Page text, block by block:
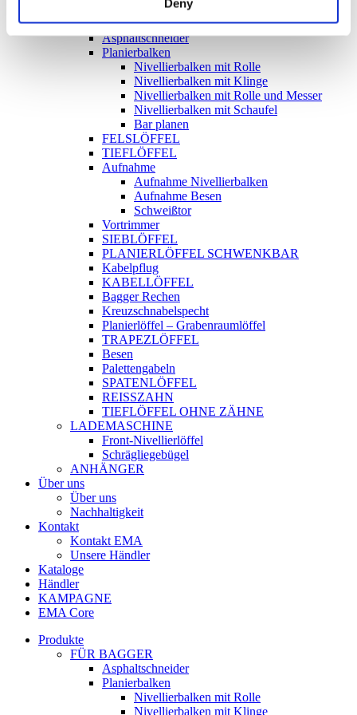
Deny
FÜR BAGGER
Asphaltschneider
Planierbalken
Nivellierbalken mit Rolle
Nivellierbalken mit Klinge
Nivellierbalken mit Rolle und Messer
Nivellierbalken mit Schaufel
Bar planen
FELSLÖFFEL
TIEFLÖFFEL
Aufnahme
Aufnahme Nivellierbalken
Aufnahme Besen
Schweißtor
Vortrimmer
SIEBLÖFFEL
PLANIERLÖFFEL SCHWENKBAR
Kabelpflug
KABELLÖFFEL
Bagger Rechen
Kreuzschnabelspecht
Planierlöffel – Grabenraumlöffel
TRAPEZLÖFFEL
Besen
Palettengabeln
SPATENLÖFFEL
REISSZAHN
TIEFLÖFFEL OHNE ZÄHNE
LADEMASCHINE
Front-Nivellierlöffel
Schrägliegebügel
ANHÄNGER
Über uns
Über uns
Nachhaltigkeit
Kontakt
Kontakt EMA
Unsere Händler
Kataloge
Händler
KAMPAGNE
EMA Core
Produkte
FÜR BAGGER
Asphaltschneider
Planierbalken
Nivellierbalken mit Rolle
Nivellierbalken mit Klinge